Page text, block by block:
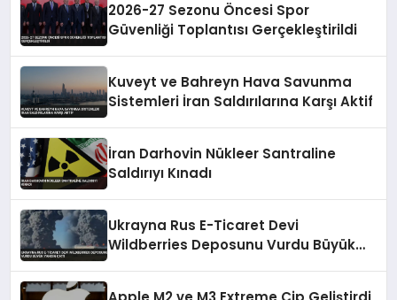
2026-27 Sezonu Öncesi Spor
Güvenliği Toplantısı Gerçekleştirildi
Kuveyt ve Bahreyn Hava Savunma
Sistemleri İran Saldırılarına Karşı Aktif
İran Darhovin Nükleer Santraline
Saldırıyı Kınadı
Ukrayna Rus E-Ticaret Devi
Wildberries Deposunu Vurdu Büyük